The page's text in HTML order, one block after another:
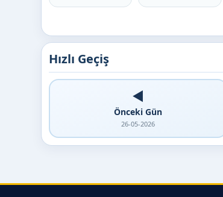
Hızlı Geçiş
◀️
Önceki Gün
26-05-2026